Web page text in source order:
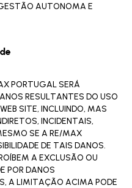
AUTONOMA E
PORTUGAL SERÁ
RESULTANTES DO USO
SITE, INCLUINDO, MAS
INCIDENTAIS,
SE A RE/MAX
DE TAIS DANOS.
A EXCLUSÃO OU
POR DANOS
A LIMITAÇÃO ACIMA PODE